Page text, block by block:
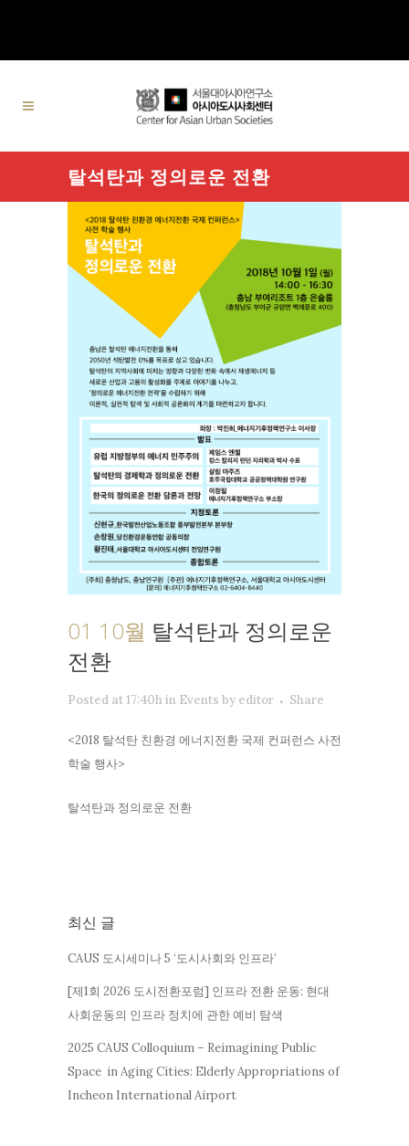
탈석탄과 정의로운 전환
01 10월 탈석탄과 정의로운
전환
Posted at 17:40h in Events by editor Share
<2018 탈석탄 친환경 에너지전환 국제 컨퍼런스 사전
학술 행사>
탈석탄과 정의로운 전환
최신 글
CAUS 도시세미나 5 ‘도시사회와 인프라’
[제1회 2026 도시전환포럼] 인프라 전환 운동: 현대
사회운동의 인프라 정치에 관한 예비 탐색
2025 CAUS Colloquium – Reimagining Public
Space in Aging Cities: Elderly Appropriations of
Incheon International Airport